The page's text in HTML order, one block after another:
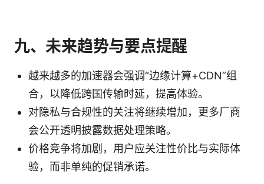
九、未来趋势与要点提醒
越来越多的加速器会强调“边缘计算+CDN”组
合，以降低跨国传输时延，提高体验。
对隐私与合规性的关注将继续增加，更多厂商
会公开透明披露数据处理策略。
价格竞争将加剧，用户应关注性价比与实际体
验，而非单纯的促销承诺。